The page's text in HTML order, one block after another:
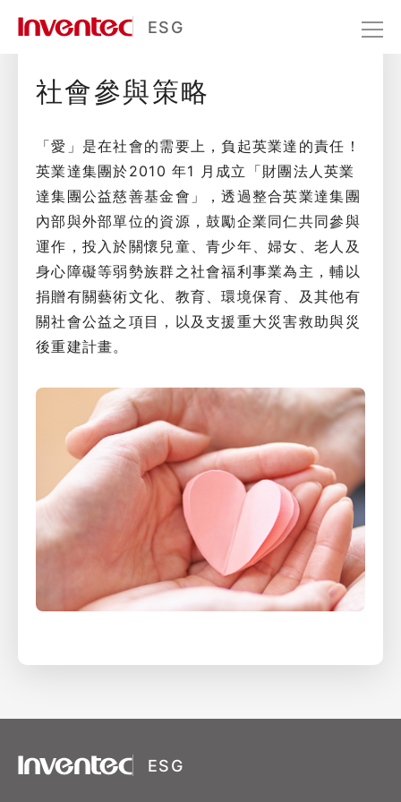
ESG
社會參與
社會共融 社會參與
社會參與策略
「愛」是在社會的需要上，負起英業達的責任！
英業達集團於2010 年1 月成立「財團法人英業
達集團公益慈善基金會」，透過整合英業達集團
內部與外部單位的資源，鼓勵企業同仁共同參與
運作，投入於關懷兒童、青少年、婦女、老人及
身心障礙等弱勢族群之社會福利事業為主，輔以
捐贈有關藝術文化、教育、環境保育、及其他有
關社會公益之項目，以及支援重大災害救助與災
後重建計畫。
XSRF Token
ESG